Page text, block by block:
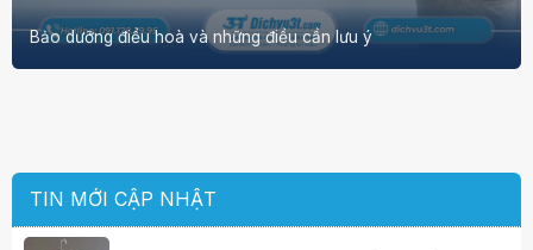
Bảo dưỡng điều hoà và những điều cần lưu ý
TIN MỚI CẬP NHẬT